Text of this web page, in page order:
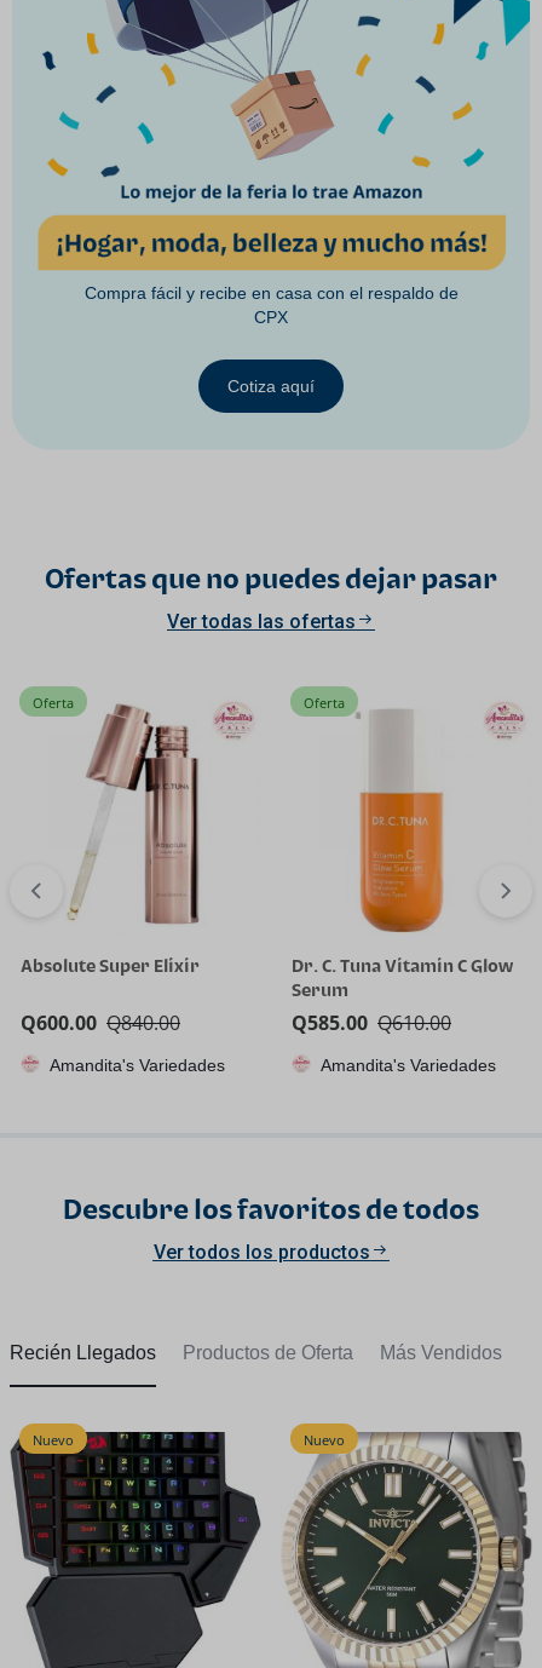
Compra fácil y recibe en casa con el respaldo de
CPX
Cotiza aquí
Ofertas que no puedes dejar pasar
Ver todas las ofertas
Oferta
Absolute Super Elixir
Q840.00
Q600.00
Amandita's Variedades
Oferta
Dr. C. Tuna Vitamin C Glow
Serum
Q610.00
Q585.00
Amandita's Variedades
Descubre los favoritos de todos
Ver todos los productos
Recién Llegados Productos de Oferta Más Vendidos
Nuevo Nuevo